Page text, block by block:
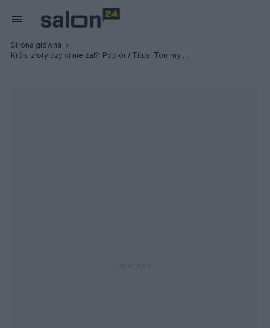
Strona główna
Królu złoty czy ci nie żal?: Popiór / Titus' Tommy Gun / Post Profession - Relacja